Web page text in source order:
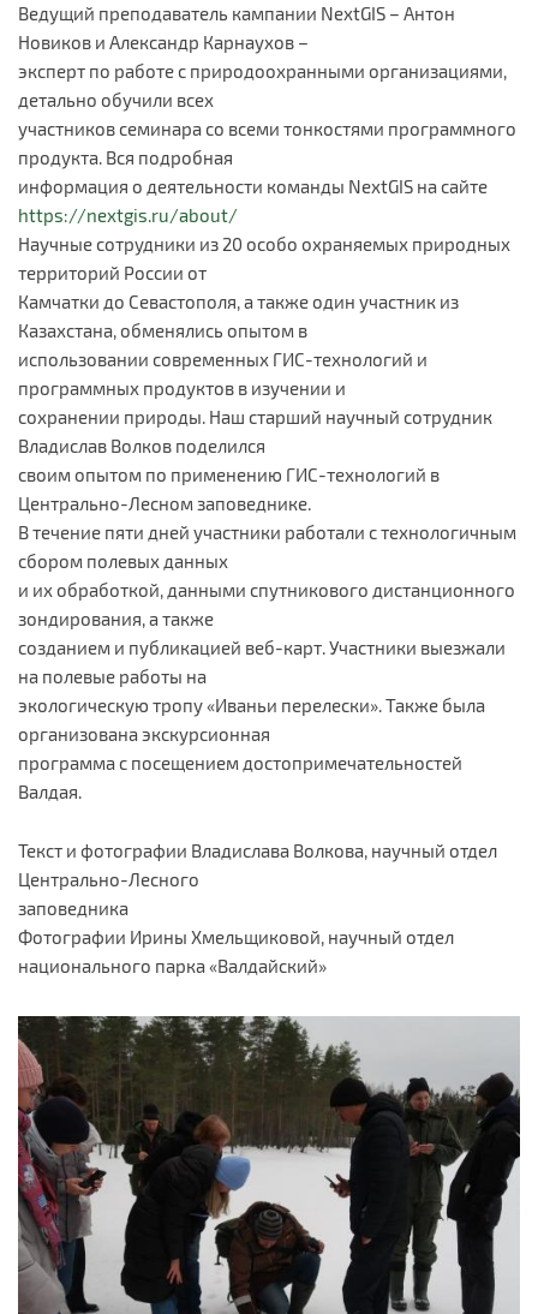
Ведущий преподаватель кампании NextGIS – Антон
Новиков и Александр Карнаухов –
эксперт по работе с природоохранными организациями,
детально обучили всех
участников семинара со всеми тонкостями программного
продукта. Вся подробная
информация о деятельности команды NextGIS на сайте
https://nextgis.ru/about/
Научные сотрудники из 20 особо охраняемых природных
территорий России от
Камчатки до Севастополя, а также один участник из
Казахстана, обменялись опытом в
использовании современных ГИС-технологий и
программных продуктов в изучении и
сохранении природы. Наш старший научный сотрудник
Владислав Волков поделился
своим опытом по применению ГИС-технологий в
Центрально-Лесном заповеднике.
В течение пяти дней участники работали с технологичным
сбором полевых данных
и их обработкой, данными спутникового дистанционного
зондирования, а также
созданием и публикацией веб-карт. Участники выезжали
на полевые работы на
экологическую тропу «Иваньи перелески». Также была
организована экскурсионная
программа с посещением достопримечательностей
Валдая.
Текст и фотографии Владислава Волкова, научный отдел
Центрально-Лесного
заповедника
Фотографии Ирины Хмельщиковой, научный отдел
национального парка «Валдайский»